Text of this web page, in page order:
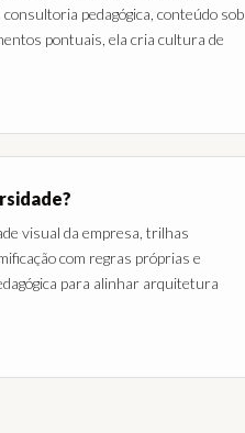
pedagógica, conteúdo sob
pontuais, ela cria cultura de
visual da empresa, trilhas
com regras próprias e
para alinhar arquitetura